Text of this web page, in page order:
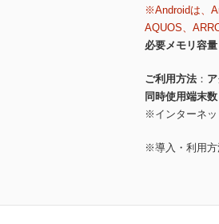
※Androidは、
AQUOS、
必要メモリ容量
ご利用方法
同時使用端末数
※インターネッ
※導入・利用方